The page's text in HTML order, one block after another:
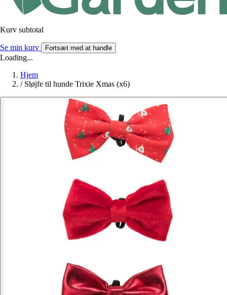
Kurv subtotal
Se min kurv Fortsæt med at handle
Loading...
Hjem
/ Sløjfe til hunde Trixie Xmas (x6)